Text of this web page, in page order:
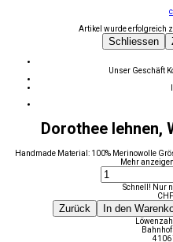
Artikel wurde erfolgreich
Schliessen
Unser Geschäft
Dorothee lehnen,
Handmade Material: 100% Merinowolle
Mehr anzeigen
Schnell! Nur
CHF
Zurück In den
4106